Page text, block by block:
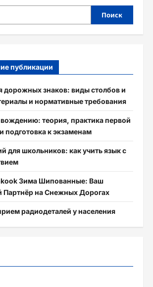
Поиск
публикации
дорожных знаков: виды столбов и
и нормативные требования
теория, практика первой
подготовка к экзаменам
для школьников: как учить язык с
Зима Шипованные: Ваш
на Снежных Дорогах
радиодеталей у населения